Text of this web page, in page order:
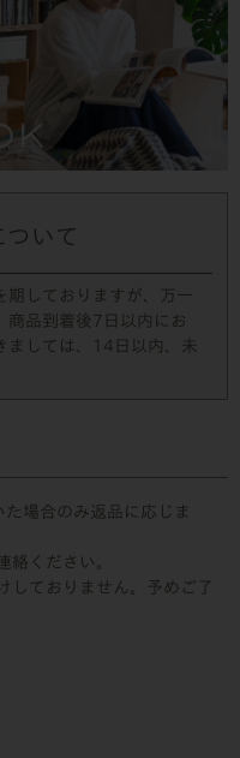
ついて
期しておりますが、万一
商品到着後7日以内にお
ましては、14日以内、未
場合のみ返品に応じま
絡ください。
しておりません。予めご了